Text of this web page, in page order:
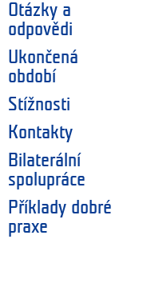
Otázky a
odpovědi
Ukončená
období
Stížnosti
Kontakty
Bilaterální
spolupráce
Příklady dobré
praxe